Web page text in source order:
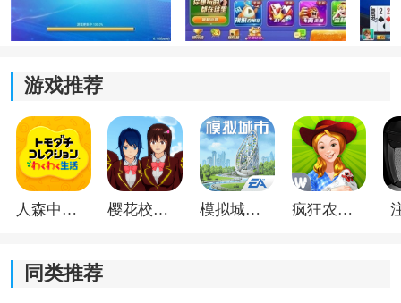
1、连续体验几局以后，整个节奏比较自然，想继续玩或
者换个模式都很方便。
2、有时候只是利用休息时间玩一会儿，也不用刻意安排
很长时间。
3、碰到朋友在线的时候，几个人一起组局会更热闹；没
有约人的话，自己体验几局也比较轻松。
4、不同玩法切换下来，不容易一直停留在同一种模式，
游戏推荐
人森中文版 樱花校园模拟器1.048.00中文版 模拟城市我是巿长联机版 疯狂农场3美国派19
同类推荐